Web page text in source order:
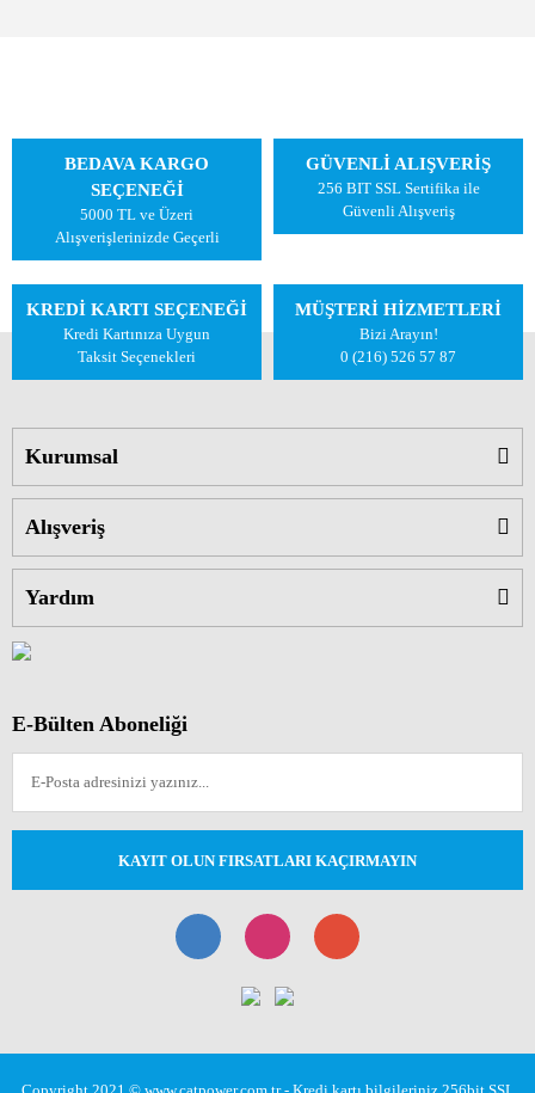
BEDAVA KARGO
SEÇENEĞİ
5000 TL ve Üzeri
Alışverişlerinizde Geçerli
GÜVENLİ ALIŞVERİŞ
256 BIT SSL Sertifika ile
Güvenli Alışveriş
KREDİ KARTI SEÇENEĞİ
Kredi Kartınıza Uygun
Taksit Seçenekleri
MÜŞTERİ HİZMETLERİ
Bizi Arayın!
0 (216) 526 57 87
Kurumsal
Alışveriş
Yardım
E-Bülten Aboneliği
KAYIT OLUN FIRSATLARI KAÇIRMAYIN
Copyright 2021 © www.catpower.com.tr - Kredi kartı bilgileriniz 256bit SSL